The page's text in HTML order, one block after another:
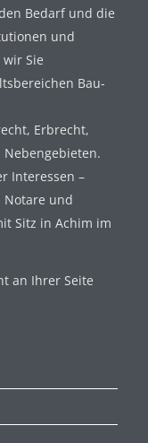
Bedarf und die
und
Sie
Bau-
Erbrecht,
Interessen –
Notare und
Sitz in Achim im
an Ihrer Seite